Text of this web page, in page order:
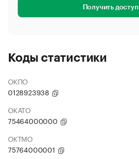
Получить доступ
Коды статистики
ОКПО
0128923938
ОКАТО
75464000000
ОКТМО
75764000001